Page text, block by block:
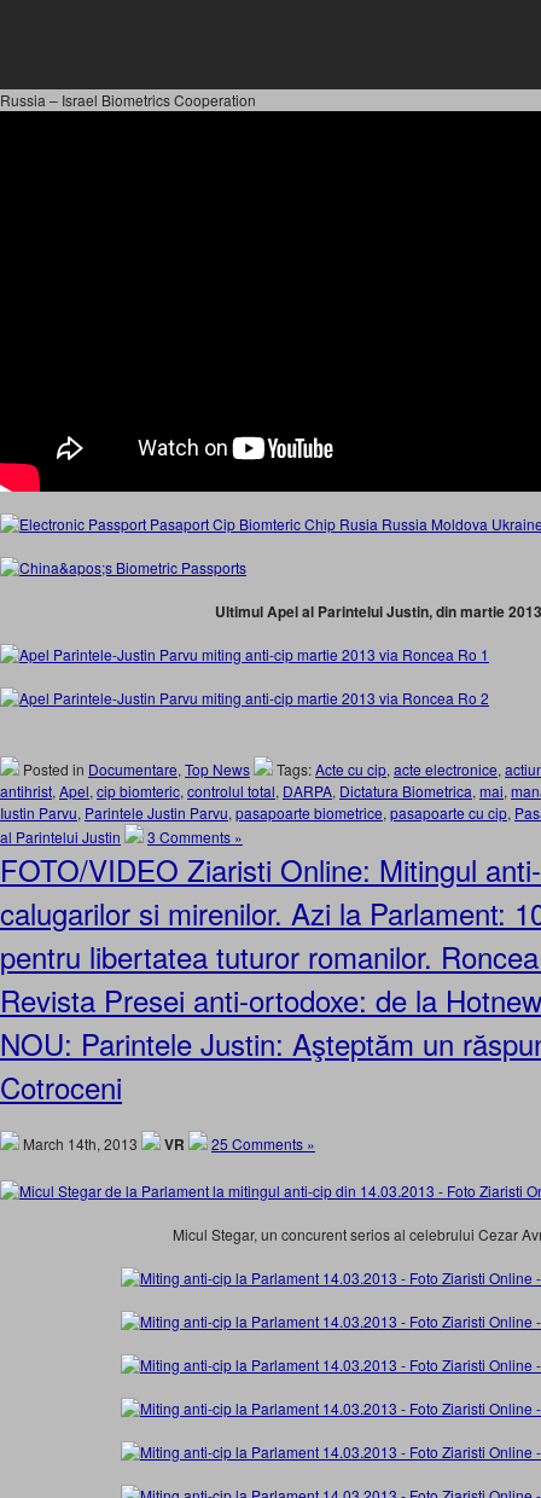
Russia – Israel Biometrics Cooperation
Ultimul Apel al Parintelui Justin, din martie
Posted in Documentare, Top News Tags:Acte cu cip, acte electronice,
antihrist, Apel, cip biomteric, controlul total, DARPA, Dictatura Biometrica, mai,
Iustin Parvu, Parintele Justin Parvu, pasapoarte biometrice, pasapoarte cu cip,
al Parintelui Justin
3 Comments »
FOTO/VIDEO Ziaristi Online: Mitingul
calugarilor si mirenilor. Azi la Parlament:
pentru libertatea tuturor romanilor.
Revista Presei anti-ortodoxe: de la
NOU: Parintele Justin: Aşteptăm un
Cotroceni
March 14th, 2013 VR 25 Comments »
Micul Stegar, un concurent serios al celebrului Cezar